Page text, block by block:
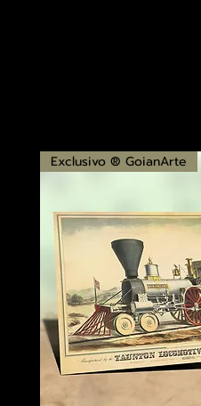
Exclusivo ® GoianArte